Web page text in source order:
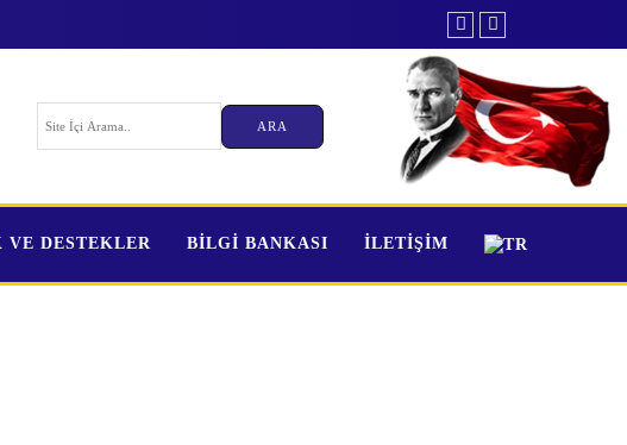
VE DESTEKLER BİLGİ BANKASI İLETİŞİM